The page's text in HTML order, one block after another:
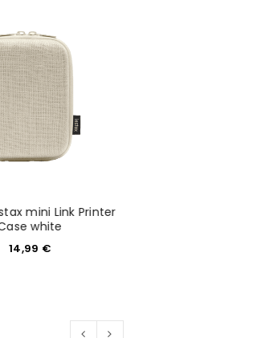
us
die
mini Link Printer
white
14,99 €